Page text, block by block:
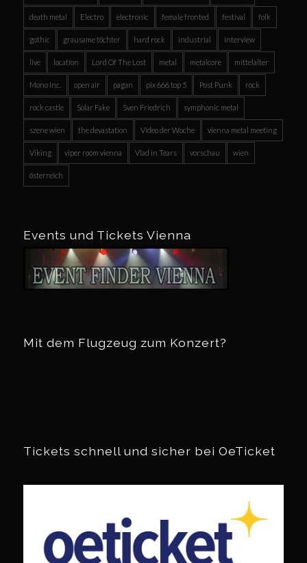
death metal Electro electronic female fronted festival folk
gothic grausame töchter hard rock industrial interview
live location Lord Of The Lost metal metalcore mittelalter
Mono Inc. open air pagan pix 666 top 5 Post Punk rock
rock castle Solar Fake Sven Friedrich symphonic metal
szene wien the devastation Video der Woche vienna metal meeting
Viking viper room vienna Vlad in Tears vorschau wien
österreich
Events und Tickets Vienna
Mit dem Flugzeug zum Konzert?
Tickets schnell und sicher bei OeTicket